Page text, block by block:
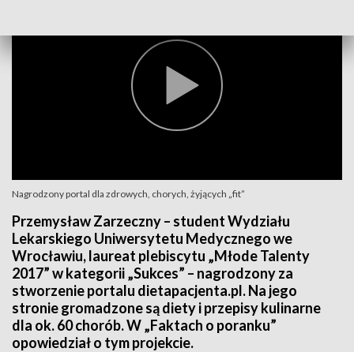
Nagrodzony portal dla zdrowych, chorych, żyjących „fit”
Przemysław Zarzeczny – student Wydziału
Lekarskiego Uniwersytetu Medycznego we
Wrocławiu, laureat plebiscytu „Młode Talenty
2017” w kategorii „Sukces” – nagrodzony za
stworzenie portalu dietapacjenta.pl. Na jego
stronie gromadzone są diety i przepisy kulinarne
dla ok. 60 chorób. W „Faktach o poranku”
opowiedział o tym projekcie.